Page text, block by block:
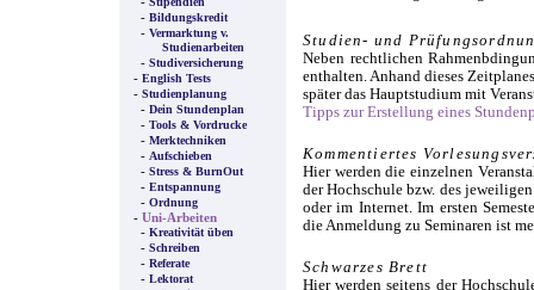
- Bildungskredit
- Vermarktung v.
Studienarbeiten
- Studiversicherung
- English Tests
- Studienplanung
- Dein Stundenplan
- Tools & Vordrucke
- Merktechniken
- Aufschieben
- Stress & BurnOut
- Entspannung
- Ordnung
- Uni-Arbeiten
- Kreativität üben
- Schreiben
- Referate
- Lektorat
Studien- und
Neben rechtlichen
enthalten. Anhand dieses
später das Hauptstudium mit
Tipps zur Erstellung eines
Kommentiertes
Hier werden die einzelnen
der Hochschule bzw. des
oder im Internet. Im ersten
die Anmeldung zu Seminaren ist
Schwarzes Brett
Hier werden seitens der